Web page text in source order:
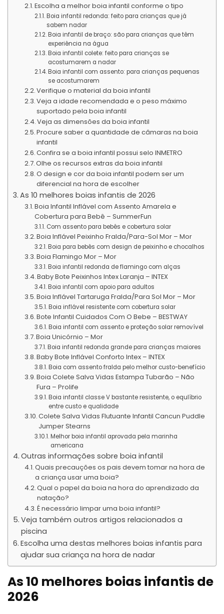
Escolha a melhor boia infantil conforme o tipo
Boia infantil redonda: feito para crianças que já
sabem nadar
Boia infantil de braço: são para crianças que têm
experiência na água
Boia infantil colete: feito para crianças se
acostumarem a nadar
Boia infantil com assento: para crianças pequenas
se acostumarem
Verifique o material da boia infantil
Veja a idade recomendada e o peso máximo
suportado pela boia infantil
Veja as dimensões da boia infantil
Procure saber a quantidade de câmaras na boia
infantil
Confira se a boia infantil possui selo INMETRO
Olhe os recursos extras da boia infantil
O design e cor da boia infantil podem ser um
diferencial na hora de escolher
As 10 melhores boias infantis de 2026
Boia Infantil Inflável com Assento Amarela e
Cobertura para Bebê – SummerFun
Com assento para bebês e cobertura solar
Boia Inflável Peixinho Fralda/Para-Sol Mor – Mor
Boia para bebês com design de peixinho e chocalhos
Boia Flamingo Mor – Mor
Boia infantil redonda de flamingo com alças
Baby Bote Peixinhos Intex Laranja – INTEX
Boia infantil com apoio para adultos
Boia Inflável Tartaruga Fralda/Para Sol Mor – Mor
Boia inflável resistente com cobertura solar
Bote Infantil Cuidados Com O Bebe – BESTWAY
Boia infantil com assento e proteção solar removível
Boia Unicórnio – Mor
Boia infantil redonda grande para crianças maiores
Baby Bote Inflável Conforto Intex – INTEX
Boia com assento fralda pelo melhor custo-benefício
Boia Colete Salva Vidas Estampa Tubarão – Não
Fura – Prolife
Boia infantil classe V bastante resistente, o equlíbrio
entre custo e qualidade
Colete Salva Vidas Flutuante Infantil Cancun Puddle
Jumper Stearns
Melhor boia infantil aprovada pela marinha
americana
Outras informações sobre boia infantil
Quais precauções os pais devem tomar na hora de
a criança usar uma boia?
Qual o papel da boia na hora do aprendizado da
natação?
É necessário limpar uma boia infantil?
Veja também outros artigos relacionados a
piscina
Escolha uma destas melhores boias infantis para
ajudar sua criança na hora de nadar
As 10 melhores boias infantis de
2026